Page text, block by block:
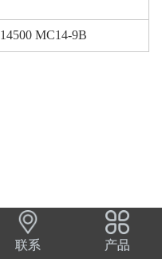
14500 MC14-9B
联系 产品